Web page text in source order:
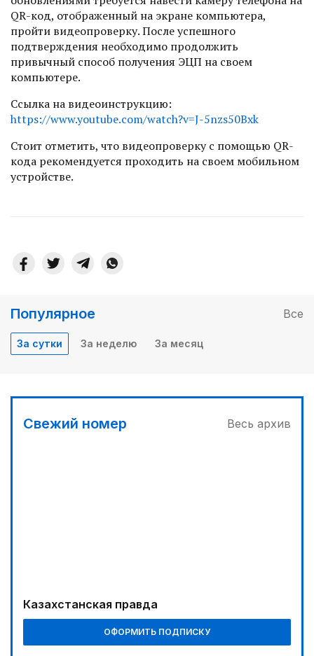
QR-код, отображенный на экране компьютера,
пройти видеопроверку. После успешного
подтверждения необходимо продолжить
привычный способ получения ЭЦП на своем
компьютере.
Ссылка на видеоинструкцию:
https://www.youtube.com/watch?v=J-5nzs50Bxk
Стоит отметить, что видеопроверку с помощью QR-
кода рекомендуется проходить на своем мобильном
устройстве.
Популярное Все
За сутки За неделю За месяц
Свежий номер Весь архив
Казахстанская правда
ОФОРМИТЬ ПОДПИСКУ